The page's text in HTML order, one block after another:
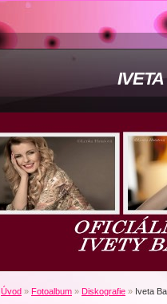
Úvod » Fotoalbum » Diskografie » Iveta